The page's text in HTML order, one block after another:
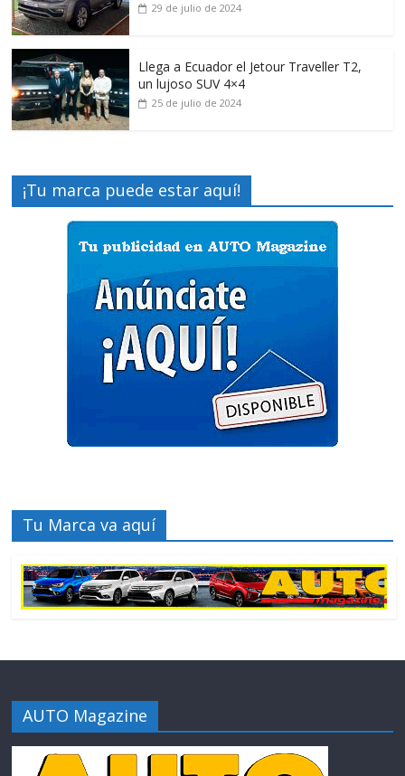
29 de julio de 2024
Llega a Ecuador el Jetour Traveller T2,
un lujoso SUV 4×4
25 de julio de 2024
¡Tu marca puede estar aquí!
Tu Marca va aquí
AUTO Magazine